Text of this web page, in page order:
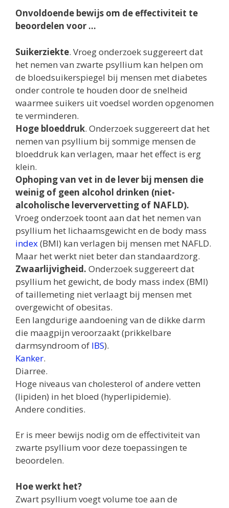
Onvoldoende bewijs om de effectiviteit te
beoordelen voor …
Suikerziekte. Vroeg onderzoek suggereert dat
het nemen van zwarte psyllium kan helpen om
de bloedsuikerspiegel bij mensen met diabetes
onder controle te houden door de snelheid
waarmee suikers uit voedsel worden opgenomen
te verminderen.
Hoge bloeddruk. Onderzoek suggereert dat het
nemen van psyllium bij sommige mensen de
bloeddruk kan verlagen, maar het effect is erg
klein.
Ophoping van vet in de lever bij mensen die
weinig of geen alcohol drinken (niet-
alcoholische leververvetting of NAFLD).
Vroeg onderzoek toont aan dat het nemen van
psyllium het lichaamsgewicht en de body mass
index(BMI) kan verlagen bij mensen met NAFLD.
Maar het werkt niet beter dan standaardzorg.
Zwaarlijvigheid. Onderzoek suggereert dat
psyllium het gewicht, de body mass index (BMI)
of taillemeting niet verlaagt bij mensen met
overgewicht of obesitas.
Een langdurige aandoening van de dikke darm
die maagpijn veroorzaakt (prikkelbare
darmsyndroom of IBS).
Kanker.
Diarree.
Hoge niveaus van cholesterol of andere vetten
(lipiden) in het bloed (hyperlipidemie).
Andere condities.
Er is meer bewijs nodig om de effectiviteit van
zwarte psyllium voor deze toepassingen te
beoordelen.
Hoe werkt het?
Zwart psyllium voegt volume toe aan de